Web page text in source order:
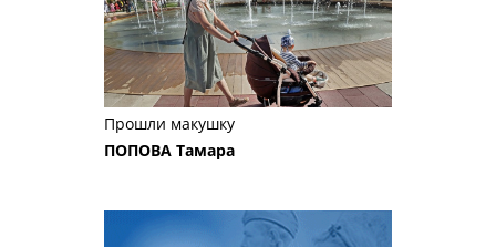
Прошли макушку
ПОПОВА Тамара